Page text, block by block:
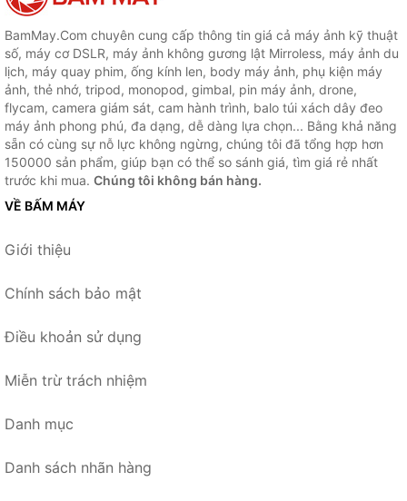
BamMay.Com chuyên cung cấp thông tin giá cả máy ảnh kỹ thuật
số, máy cơ DSLR, máy ảnh không gương lật Mirroless, máy ảnh du
lịch, máy quay phim, ống kính len, body máy ảnh, phụ kiện máy
ảnh, thẻ nhớ, tripod, monopod, gimbal, pin máy ảnh, drone,
flycam, camera giám sát, cam hành trình, balo túi xách dây đeo
máy ảnh phong phú, đa dạng, dễ dàng lựa chọn... Bằng khả năng
sẵn có cùng sự nỗ lực không ngừng, chúng tôi đã tổng hợp hơn
150000 sản phẩm, giúp bạn có thể so sánh giá, tìm giá rẻ nhất
trước khi mua. Chúng tôi không bán hàng.
VỀ BẤM MÁY
Giới thiệu
Chính sách bảo mật
Điều khoản sử dụng
Miễn trừ trách nhiệm
Danh mục
Danh sách nhãn hàng